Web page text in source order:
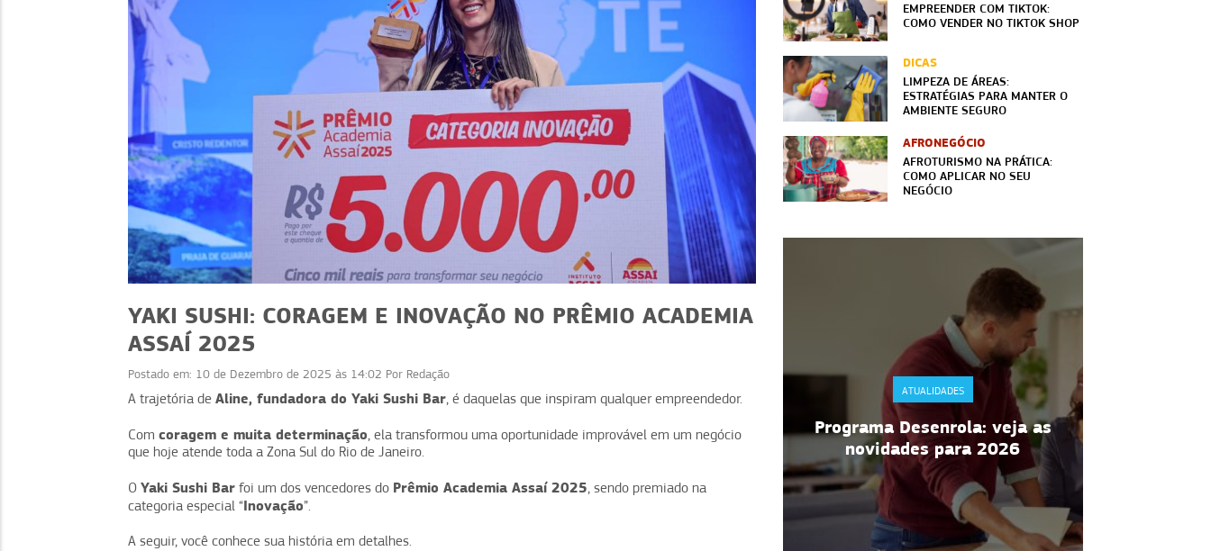
YAKI SUSHI: CORAGEM E INOVAÇÃO NO PRÊMIO ACADEMIA
ASSAÍ 2025
Postado em: 10 de Dezembro de 2025 às 14:02 Por Redação
A trajetória de Aline, fundadora do Yaki Sushi Bar, é daquelas que inspiram qualquer empreendedor.
Com coragem e muita determinação, ela transformou uma oportunidade improvável em um negócio
que hoje atende toda a Zona Sul do Rio de Janeiro.
O Yaki Sushi Bar foi um dos vencedores do Prêmio Academia Assaí 2025, sendo premiado na
categoria especial “Inovação”.
A seguir, você conhece sua história em detalhes.
EMPREENDER COM TIKTOK:
COMO VENDER NO TIKTOK SHOP
DICAS
LIMPEZA DE ÁREAS:
ESTRATÉGIAS PARA MANTER O
AMBIENTE SEGURO
AFRONEGÓCIO
AFROTURISMO NA PRÁTICA:
COMO APLICAR NO SEU
NEGÓCIO
importantes para
CNPJ alfanumérico impacta
notas fiscais: saiba mais
Programa Desenrola: veja as
novidades para 2026
ATUALIDADES
RDC 216 da Anvisa: regras de
manipulação de alimentos